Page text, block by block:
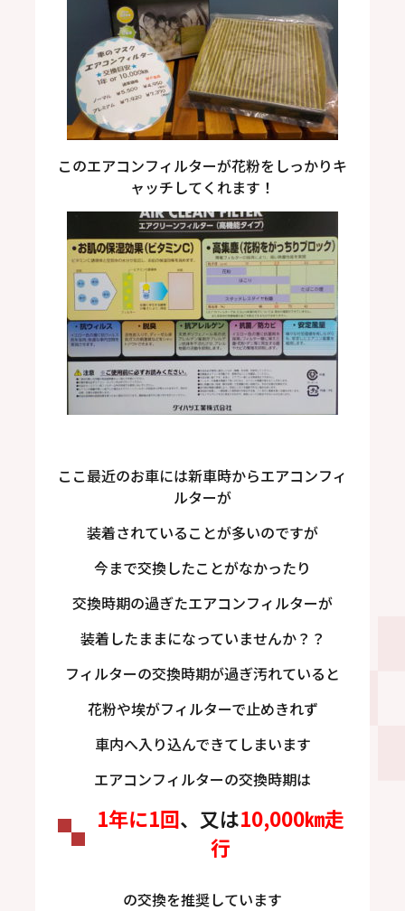
このエアコンフィルターが花粉をしっかりキ
ャッチしてくれます！
ここ最近のお車には新車時からエアコンフィ
ルターが
装着されていることが多いのですが
今まで交換したことがなかったり
交換時期の過ぎたエアコンフィルターが
装着したままになっていませんか？？
フィルターの交換時期が過ぎ汚れていると
花粉や埃がフィルターで止めきれず
車内へ入り込んできてしまいます
エアコンフィルターの交換時期は
1年に1回、又は10,000㎞走
行
の交換を推奨しています